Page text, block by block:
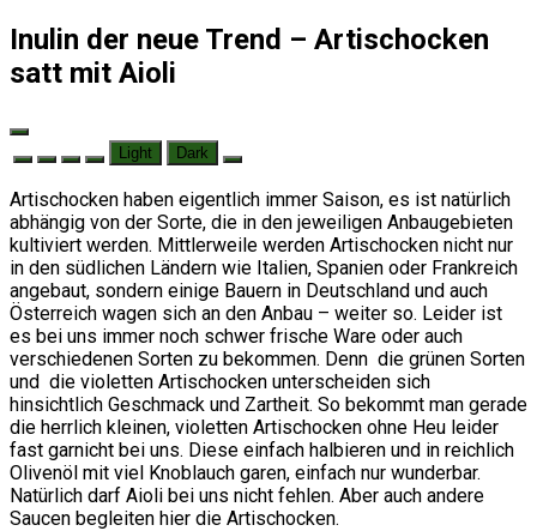
Inulin der neue Trend – Artischocken
satt mit Aioli
Light Dark
Artischocken haben eigentlich immer Saison, es ist natürlich
abhängig von der Sorte, die in den jeweiligen Anbaugebieten
kultiviert werden. Mittlerweile werden Artischocken nicht nur
in den südlichen Ländern wie Italien, Spanien oder Frankreich
angebaut, sondern einige Bauern in Deutschland und auch
Österreich wagen sich an den Anbau – weiter so. Leider ist
es bei uns immer noch schwer frische Ware oder auch
verschiedenen Sorten zu bekommen. Denn die grünen Sorten
und die violetten Artischocken unterscheiden sich
hinsichtlich Geschmack und Zartheit. So bekommt man gerade
die herrlich kleinen, violetten Artischocken ohne Heu leider
fast garnicht bei uns. Diese einfach halbieren und in reichlich
Olivenöl mit viel Knoblauch garen, einfach nur wunderbar.
Natürlich darf Aioli bei uns nicht fehlen. Aber auch andere
Saucen begleiten hier die Artischocken.